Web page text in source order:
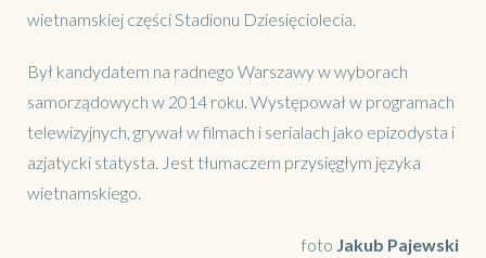
wietnamskiej części Stadionu Dziesięciolecia.
Był kandydatem na radnego Warszawy w wyborach
samorządowych w 2014 roku. Występował w programach
telewizyjnych, grywał w filmach i serialach jako epizodysta i
azjatycki statysta. Jest tłumaczem przysięgłym języka
wietnamskiego.
foto Jakub Pajewski